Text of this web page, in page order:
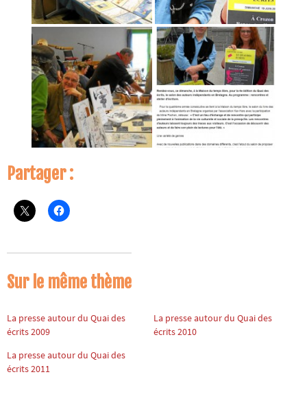
Partager :
Sur le même thème
La presse autour du Quai des
écrits 2009
La presse autour du Quai des
écrits 2010
La presse autour du Quai des
écrits 2011